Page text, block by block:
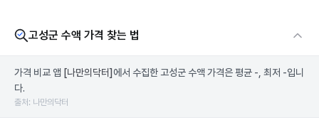
고성군 수액 가격 찾는 법
가격 비교 앱 [나만의닥터] 에서 수집한 고성군 수액 가격은 평균 -, 최저 -입니
다.
출처: 나만의닥터